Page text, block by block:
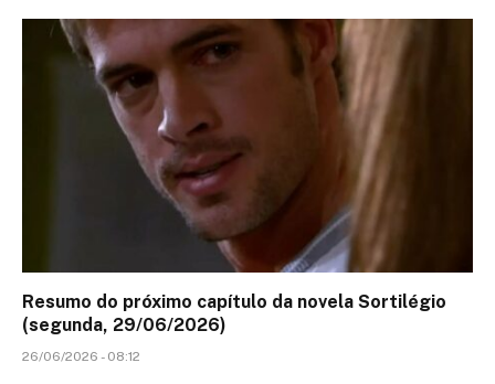
Resumo do próximo capítulo da novela Sortilégio
(segunda, 29/06/2026)
26/06/2026 - 08:12